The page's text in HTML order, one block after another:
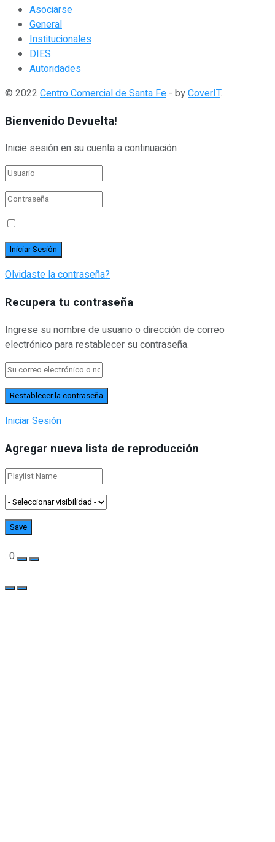
Asociarse
General
Institucionales
DIES
Autoridades
© 2022 Centro Comercial de Santa Fe - byCoverIT.
Bienvenido Devuelta!
Inicie sesión en su cuenta a continuación
Olvidaste la contraseña?
Recupera tu contraseña
Ingrese su nombre de usuario o dirección de correo
electrónico para restablecer su contraseña.
Iniciar Sesión
Agregar nueva lista de reproducción
: 0